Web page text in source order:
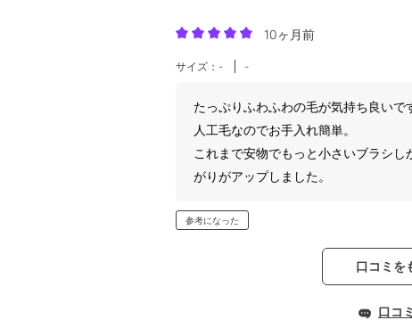
10ヶ月前
サイズ：- -
たっぷりふわふわの毛が気持ち良いで
人工毛なのでお手入れ簡単。
これまで安物でもっと小さいブラシ
がりがアップしました。
参考になった
口コミを
口コ